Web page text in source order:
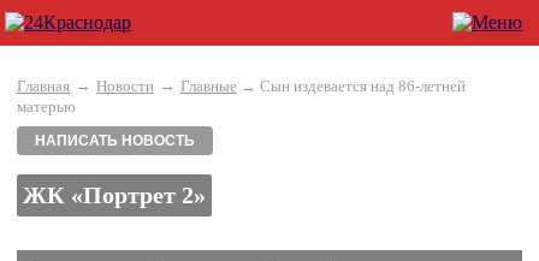
Главная → Новости → Главные → Сын издевается над 86-летней
матерью
НАПИСАТЬ НОВОСТЬ
ЖК «Портрет 2»